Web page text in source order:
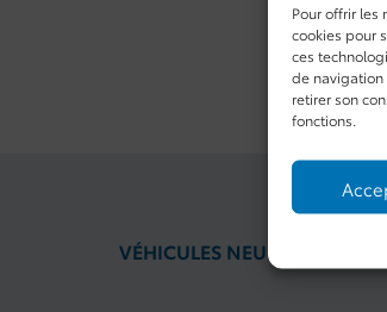
Pour offrir les
cookies pour
ces
de navigation
retirer son
fonctions.
VÉHICULES NEUFS